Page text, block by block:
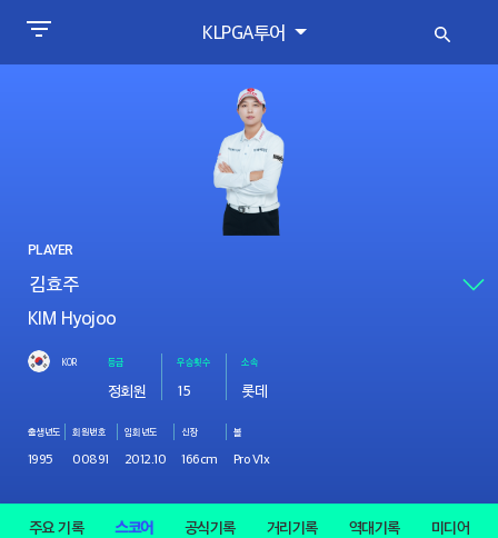
KLPGA투어
PLAYER
KIM Hyojoo
KOR 등급
정회원
우승횟수
15
소속
롯데
출생년도
1995
회원번호
00891
입회년도
2012.10
신장
166cm
볼
Pro V1x
주요 기록 스코어 공식기록 거리기록 역대기록 미디어